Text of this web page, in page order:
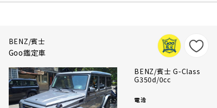
BENZ/賓士
Goo鑑定車
BENZ/賓士 G-Class
G350d/0cc
電洽